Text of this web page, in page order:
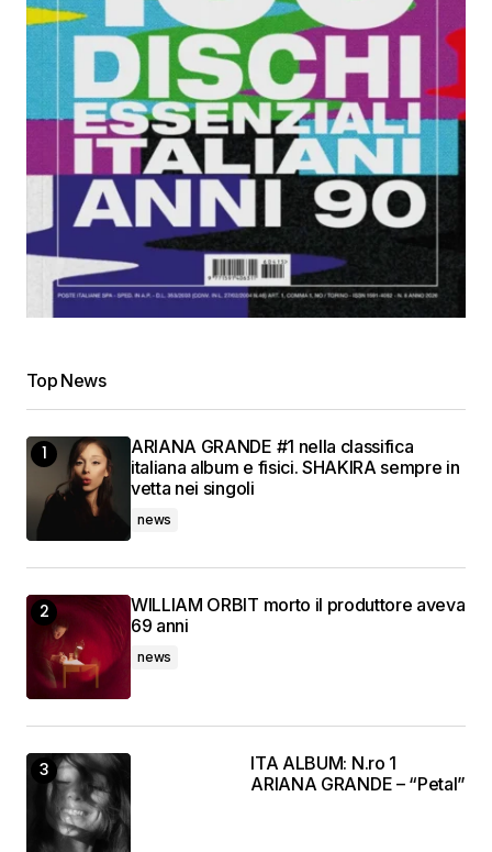
Top News
ARIANA GRANDE #1 nella classifica
italiana album e fisici. SHAKIRA sempre in
vetta nei singoli
news
WILLIAM ORBIT morto il produttore aveva
69 anni
news
ITA ALBUM: N.ro 1
ARIANA GRANDE – “Petal”